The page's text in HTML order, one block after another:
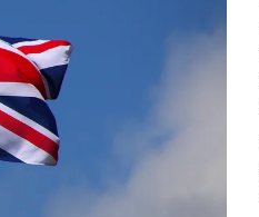
ANGLIČTINA: KONVERZACE PRO
STŘEDOŠKOLÁKY